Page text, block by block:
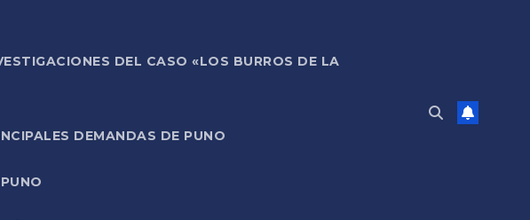
DEL CASO «LOS BURROS DE LA
DEMANDAS DE PUNO